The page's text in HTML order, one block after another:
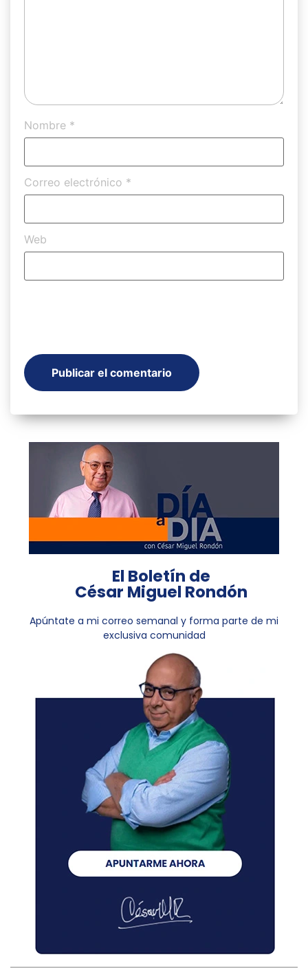
Nombre *
Correo electrónico *
Web
El Boletín de
César Miguel Rondón
Apúntate a mi correo semanal y forma parte de mi
exclusiva comunidad